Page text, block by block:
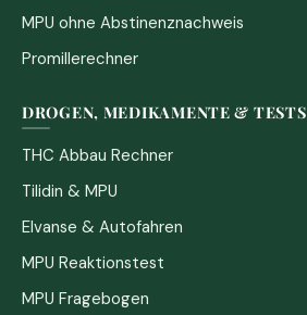
MPU ohne Abstinenznachweis
Promillerechner
DROGEN, MEDIKAMENTE & TESTS
THC Abbau Rechner
Tilidin & MPU
Elvanse & Autofahren
MPU Reaktionstest
MPU Fragebogen